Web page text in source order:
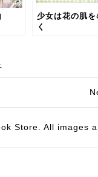
少女は花の肌を
く
Store. All images